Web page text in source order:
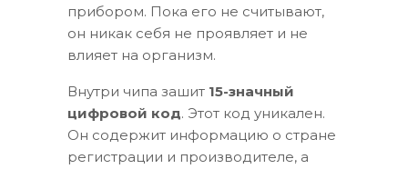
прибором. Пока его не считывают,
он никак себя не проявляет и не
влияет на организм.
Внутри чипа зашит 15-значный
цифровой код. Этот код уникален.
Он содержит информацию о стране
регистрации и производителе, а